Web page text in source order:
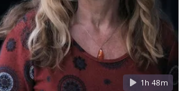
1h 48m